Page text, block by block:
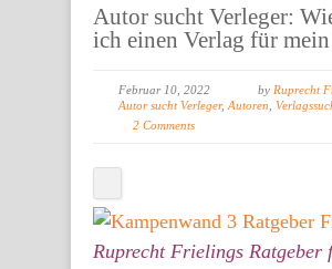
Autor sucht Verleger:
ich einen Verlag für
Februar 10, 2022 by Ruprecht
Autor sucht Verleger, Autoren
2 Comments
Ruprecht Frielings Ratgeber